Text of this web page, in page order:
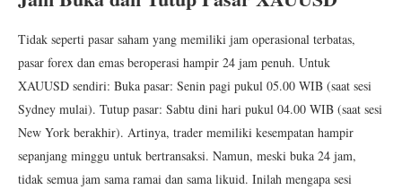
Tidak seperti pasar saham yang memiliki jam operasional terbatas,
pasar forex dan emas beroperasi hampir 24 jam penuh. Untuk
XAUUSD sendiri: Buka pasar: Senin pagi pukul 05.00 WIB (saat sesi
Sydney mulai). Tutup pasar: Sabtu dini hari pukul 04.00 WIB (saat sesi
New York berakhir). Artinya, trader memiliki kesempatan hampir
sepanjang minggu untuk bertransaksi. Namun, meski buka 24 jam,
tidak semua jam sama ramai dan sama likuid. Inilah mengapa sesi